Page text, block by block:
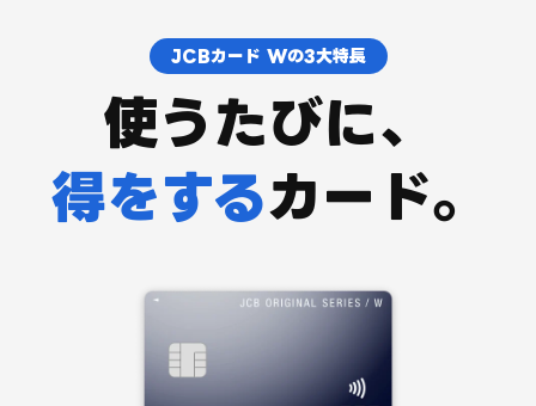
JCBカード Wの3大特長
使うたびに、
得をするカード。